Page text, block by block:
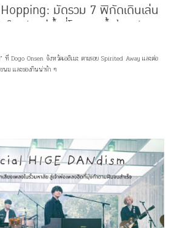
มัดรวม 7 พิกัดเดินเล่น
จหลังแช่น้ำที่โรงอาบน้ำต้นฉบับ
ที่ Dogo Onsen จังหวัดเอฮิเมะ ตามรอย Spirited Away เเละต่อ
ม เเละของกินน่ารัก ๆ